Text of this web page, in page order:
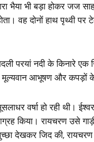
भैया भी बड़ा होकर जज
वह दोनों हाथ पृथ्वी
परयां नदी के किनारे
आभूषण और कपड़ों के
वर्षा हो रही थी।
किया। रायचरण उसे
देखकर जिद की, रायचरण